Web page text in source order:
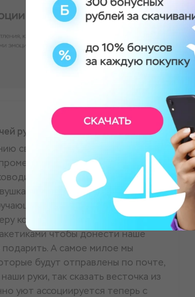
ручной работы
свечей. Очень понравилось!
мысль что мне
процесса прекрасная,
Не торопила, помогала,
информацию, отвечала на
комфорта и уюта. Также после
чтобы донести наше
А самое милое мы
будут отправлены по почте,
руки, так сказать весточка из
уют ассоциируется теперь с